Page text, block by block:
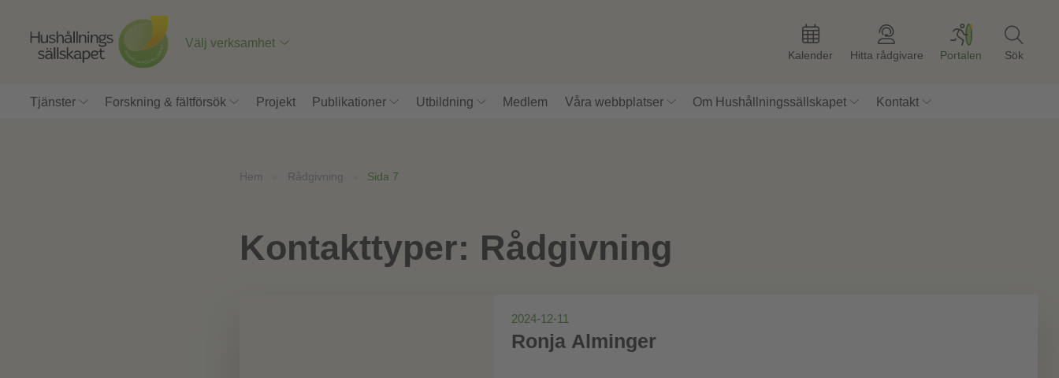
Välj verksamhet
Kalender Hitta rådgivare Portalen Sök
Tjänster Forskning & fältförsök Projekt Publikationer Utbildning Medlem Våra webbplatser Om Hushållningssällskapet Kontakt
Hem Rådgivning Sida 7
Kontakttyper: Rådgivning
2024-12-11
Ronja Alminger